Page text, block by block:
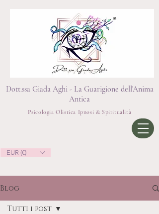
Dott.ssa Giada Aghi - La Guarigione dell'Anima
Antica
Psicologia Olistica Ipnosi & Spiritualità
EUR (€)
Blog
Tutti i post